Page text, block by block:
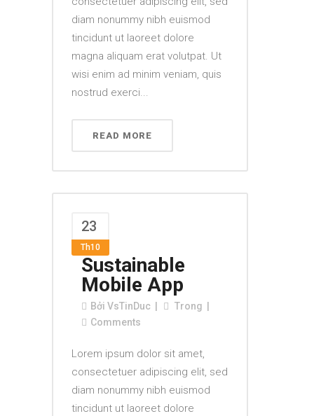
diam nonummy nibh euismod
tincidunt ut laoreet dolore
magna aliquam erat volutpat. Ut
wisi enim ad minim veniam, quis
nostrud exerci...
READ MORE
23
Th10
Sustainable
Mobile App
Bởi VsTinDuc
Trong
Comments
Lorem ipsum dolor sit amet,
consectetuer adipiscing elit, sed
diam nonummy nibh euismod
tincidunt ut laoreet dolore